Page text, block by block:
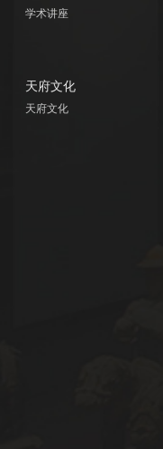
学术讲座
天府文化
天府文化